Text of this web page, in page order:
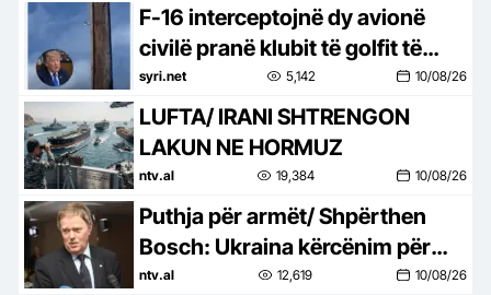
F-16 interceptojnë dy avionë
civilë pranë klubit të golfit të
Trump në New Jersey
syri.net 5,142 10/08/26
LUFTA/ IRANI SHTRENGON
LAKUN NE HORMUZ
ntv.al 19,384 10/08/26
Puthja për armët/ Shpërthen
Bosch: Ukraina kërcënim për
Kosovën, Brukseli ta ndëshkojë
ntv.al 12,619 10/08/26